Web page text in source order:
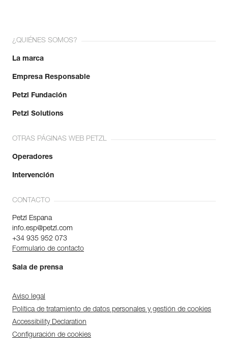
¿QUIÉNES SOMOS?
La marca
Empresa Responsable
Petzl Fundación
Petzl Solutions
OTRAS PÁGINAS WEB PETZL
Operadores
Intervención
CONTACTO
Petzl Espana
info.esp@petzl.com
+34 935 952 073
Formulario de contacto
Sala de prensa
Aviso legal
Política de tratamiento de datos personales y gestión de cookies
Accessibility Declaration
Configuración de cookies